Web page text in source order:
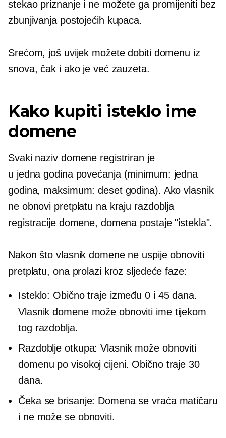
stekao priznanje i ne možete ga promijeniti bez
zbunjivanja postojećih kupaca.
Srećom, još uvijek možete dobiti domenu iz
snova, čak i ako je već zauzeta.
Kako kupiti isteklo ime
domene
Svaki naziv domene registriran je
u jedna godinapovećanja (minimum: jedna
godina, maksimum: deset godina). Ako vlasnik
ne obnovi pretplatu na kraju razdoblja
registracije domene, domena postaje "istekla".
Nakon što vlasnik domene ne uspije obnoviti
pretplatu, ona prolazi kroz sljedeće faze:
Isteklo: Obično traje između 0 i 45 dana.
Vlasnik domene može obnoviti ime tijekom
tog razdoblja.
Razdoblje otkupa: Vlasnik može obnoviti
domenu po visokoj cijeni. Obično traje 30
dana.
Čeka se brisanje: Domena se vraća matičaru
i ne može se obnoviti.